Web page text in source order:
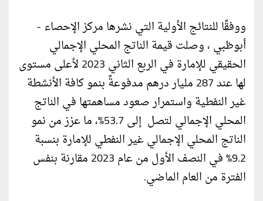
ووفقًا للنتائج الأولية التي نشرها مركز الإحصاء -
أبوظبي ، وصلت قيمة الناتج المحلي الإجمالي
الحقيقي للإمارة في الربع الثاني 2023 لأعلى مستوى
لها عند 287 مليار درهم مدفوعةً بنمو كافة الأنشطة
غير النفطية واستمرار صعود مساهمتها في الناتج
المحلي الإجمالي لتصل إلى 53.7%، ما عزز من نمو
الناتج المحلي الإجمالي غير النفطي للإمارة بنسبة
9.2% في النصف الأول من عام 2023 مقارنة بنفس
الفترة من العام الماضي.